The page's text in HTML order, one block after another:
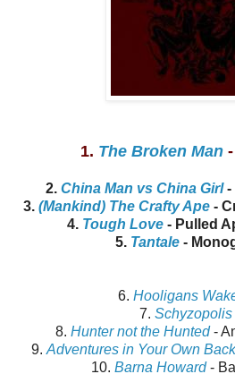
1. The Broken Man
2. China Man vs China Girl-
3. (Mankind) The Crafty Ape-
4. Tough Love - Pulled
5. Tantale-
6. Hooligans
7. Schyzopolis
8. Hunter not the Hunted-
9. Adventures in Your Own
10. Barna Howard-